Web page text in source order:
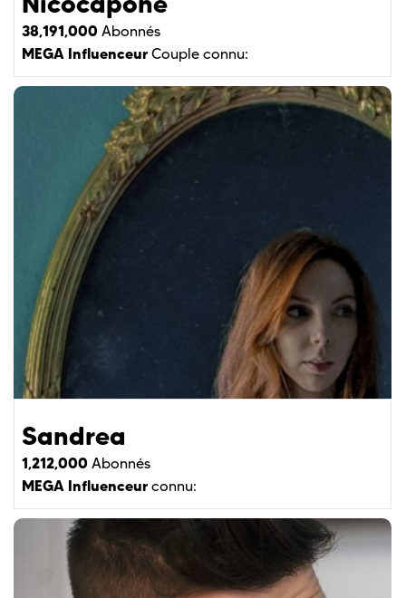
38,191,000 Abonnés
MEGA Influenceur Couple connu:
Sandrea
1,212,000 Abonnés
MEGA Influenceur connu: